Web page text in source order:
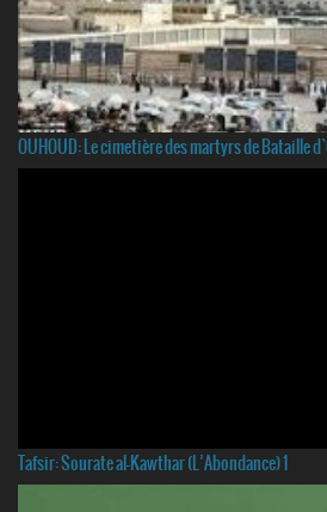
OUHOUD: Le cimetière des martyrs de Bataille
Tafsir: Sourate al-Kawthar (L’Abondance) 1